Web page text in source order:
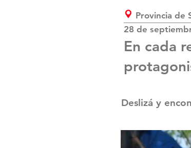
Provincia de
28 de
En cada
Deslizá y